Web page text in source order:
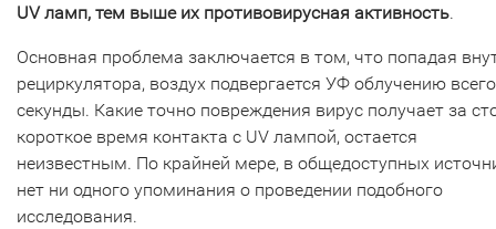
UV ламп, тем выше их противовирусная активность.
Основная проблема заключается в том, что попадая
рециркулятора, воздух подвергается УФ облучению
секунды. Какие точно повреждения вирус получает за
короткое время контакта с UV лампой, остается
неизвестным. По крайней мере, в общедоступных
нет ни одного упоминания о проведении подобного
исследования.